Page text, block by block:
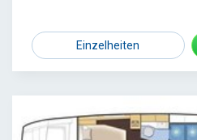
Einzelheiten